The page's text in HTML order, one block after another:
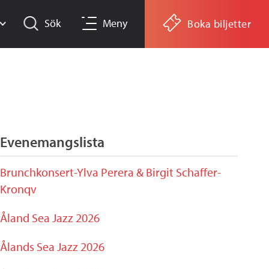
Boka biljetter
Meny
Sök
Evenemangslista
Brunchkonsert-Ylva Perera & Birgit Schaffer-
Kronqv
Åland Sea Jazz 2026
Ålands Sea Jazz 2026